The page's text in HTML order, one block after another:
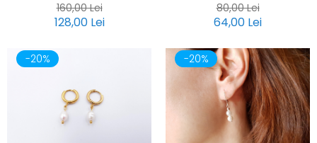
160,00 Lei
128,00 Lei
80,00 Lei
64,00 Lei
-20% -20%